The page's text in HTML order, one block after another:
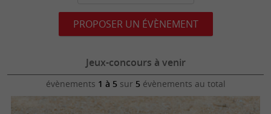
PROPOSER UN ÉVÈNEMENT
Jeux-concours à venir
évènements 1 à 5 sur 5 évènements au total